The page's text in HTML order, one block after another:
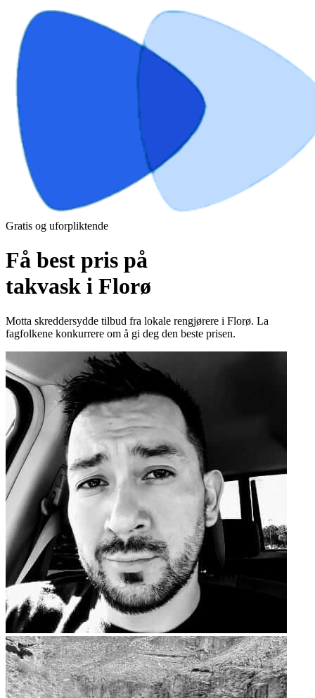
Gratis og uforpliktende
Få best pris på
takvask i Florø
Motta skreddersydde tilbud fra lokale rengjørere i Florø. La
fagfolkene konkurrere om å gi deg den beste prisen.